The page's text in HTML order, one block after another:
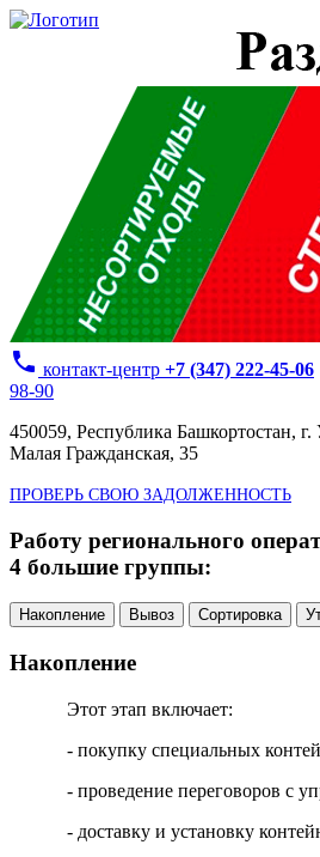
phone контакт-центр +7 (347) 222-45-06
98-90
450059, Республика Башкортостан, г.
Малая Гражданская, 35
ПРОВЕРЬ СВОЮ ЗАДОЛЖЕННОСТЬ
Работу регионального
4 большие группы:
Накопление Вывоз Сортировка
Накопление
Этот этап включает:
- покупку специальных
- проведение переговоров с
- доставку и установку